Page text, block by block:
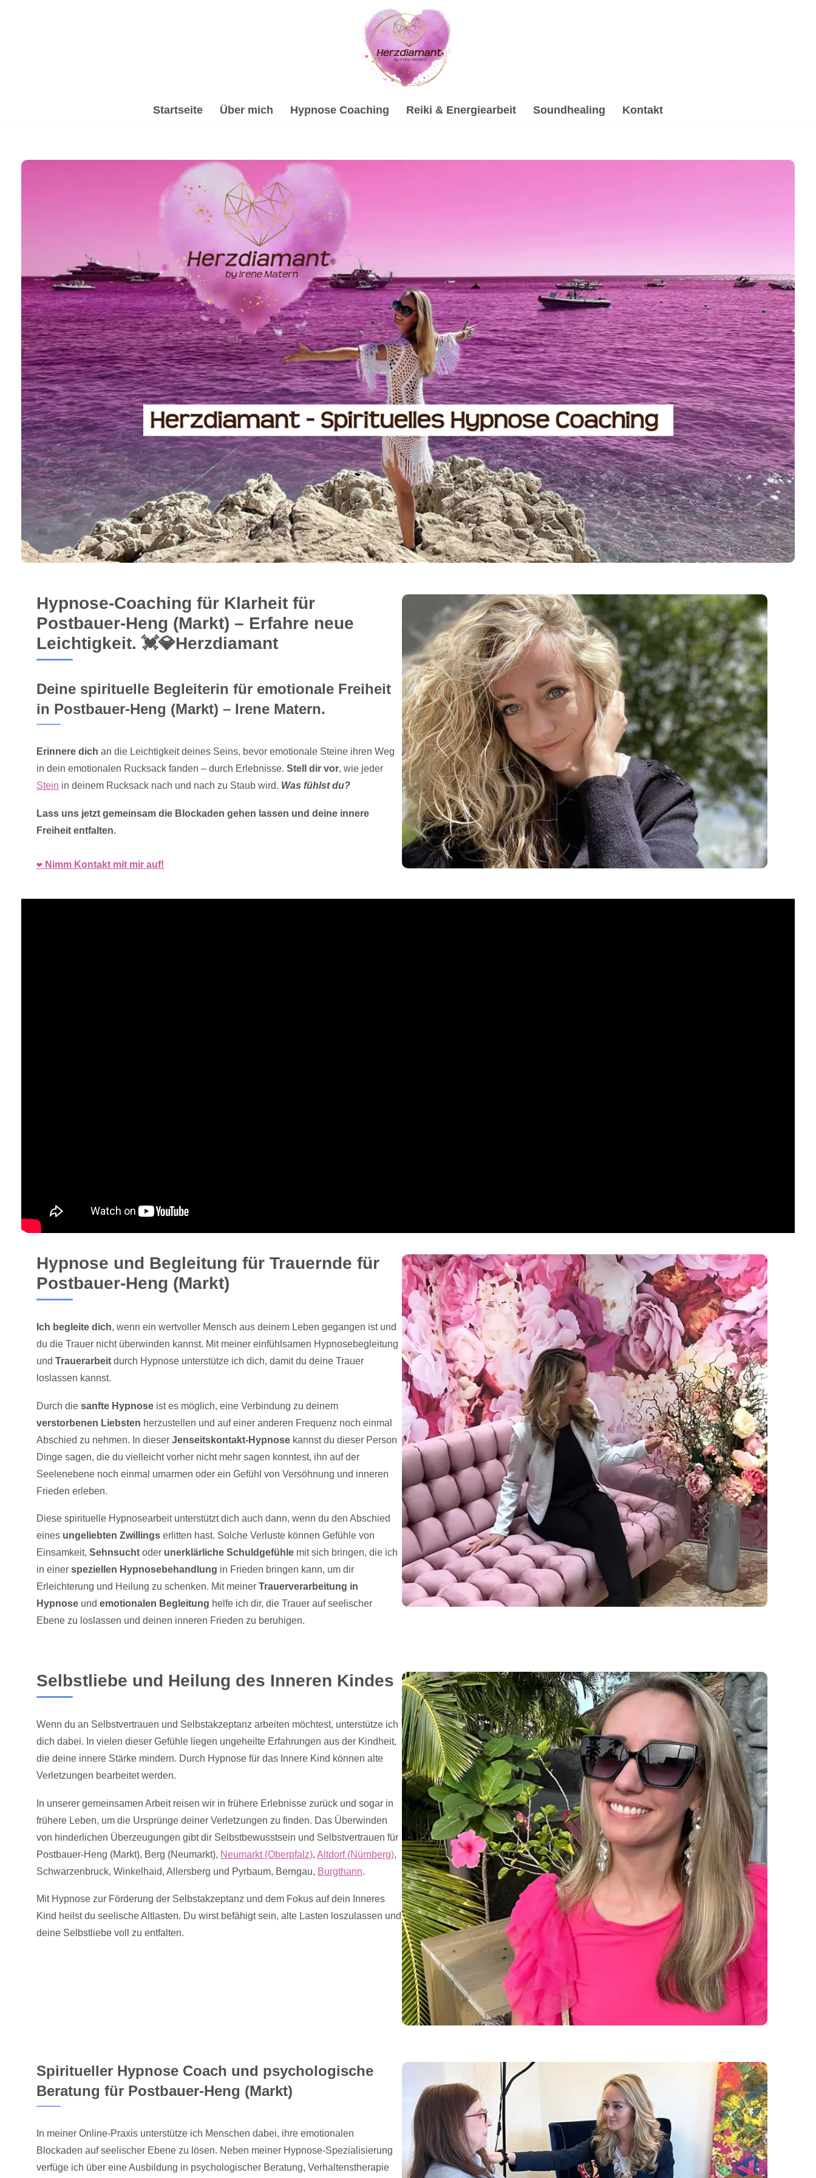
Startseite Über mich Hypnose Coaching Reiki & Energiearbeit Soundhealing Kontakt
Hypnose-Coaching für Klarheit für
Postbauer-Heng (Markt) – Erfahre neue
Leichtigkeit. 💓️💎Herzdiamant
Deine spirituelle Begleiterin für emotionale Freiheit
in Postbauer-Heng (Markt) – Irene Matern.
Erinnere dich an die Leichtigkeit deines Seins, bevor emotionale Steine ihren Weg
in dein emotionalen Rucksack fanden – durch Erlebnisse. Stell dir vor, wie jeder
Stein in deinem Rucksack nach und nach zu Staub wird. Was fühlst du?
Lass uns jetzt gemeinsam die Blockaden gehen lassen und deine innere
Freiheit entfalten.
❤️ Nimm Kontakt mit mir auf!
Hypnose und Begleitung für Trauernde für
Postbauer-Heng (Markt)
Ich begleite dich, wenn ein wertvoller Mensch aus deinem Leben gegangen ist und
du die Trauer nicht überwinden kannst. Mit meiner einfühlsamen Hypnosebegleitung
und Trauerarbeit durch Hypnose unterstütze ich dich, damit du deine Trauer
loslassen kannst.
Durch die sanfte Hypnose ist es möglich, eine Verbindung zu deinem
verstorbenen Liebsten herzustellen und auf einer anderen Frequenz noch einmal
Abschied zu nehmen. In dieser Jenseitskontakt-Hypnose kannst du dieser Person
Dinge sagen, die du vielleicht vorher nicht mehr sagen konntest, ihn auf der
Seelenebene noch einmal umarmen oder ein Gefühl von Versöhnung und inneren
Frieden erleben.
Diese spirituelle Hypnosearbeit unterstützt dich auch dann, wenn du den Abschied
eines ungeliebten Zwillings erlitten hast. Solche Verluste können Gefühle von
Einsamkeit, Sehnsucht oder unerklärliche Schuldgefühle mit sich bringen, die ich
in einer speziellen Hypnosebehandlung in Frieden bringen kann, um dir
Erleichterung und Heilung zu schenken. Mit meiner Trauerverarbeitung in
Hypnose und emotionalen Begleitung helfe ich dir, die Trauer auf seelischer
Ebene zu loslassen und deinen inneren Frieden zu beruhigen.
Selbstliebe und Heilung des Inneren Kindes
Wenn du an Selbstvertrauen und Selbstakzeptanz arbeiten möchtest, unterstütze ich
dich dabei. In vielen dieser Gefühle liegen ungeheilte Erfahrungen aus der Kindheit,
die deine innere Stärke mindern. Durch Hypnose für das Innere Kind können alte
Verletzungen bearbeitet werden.
In unserer gemeinsamen Arbeit reisen wir in frühere Erlebnisse zurück und sogar in
frühere Leben, um die Ursprünge deiner Verletzungen zu finden. Das Überwinden
von hinderlichen Überzeugungen gibt dir Selbstbewusstsein und Selbstvertrauen für
Postbauer-Heng (Markt), Berg (Neumarkt), Neumarkt (Oberpfalz), Altdorf (Nürnberg),
Schwarzenbruck, Winkelhaid, Allersberg und Pyrbaum, Berngau, Burgthann.
Mit Hypnose zur Förderung der Selbstakzeptanz und dem Fokus auf dein Inneres
Kind heilst du seelische Altlasten. Du wirst befähigt sein, alte Lasten loszulassen und
deine Selbstliebe voll zu entfalten.
Spiritueller Hypnose Coach und psychologische
Beratung für Postbauer-Heng (Markt)
In meiner Online-Praxis unterstütze ich Menschen dabei, ihre emotionalen
Blockaden auf seelischer Ebene zu lösen. Neben meiner Hypnose-Spezialisierung
verfüge ich über eine Ausbildung in psychologischer Beratung, Verhaltenstherapie